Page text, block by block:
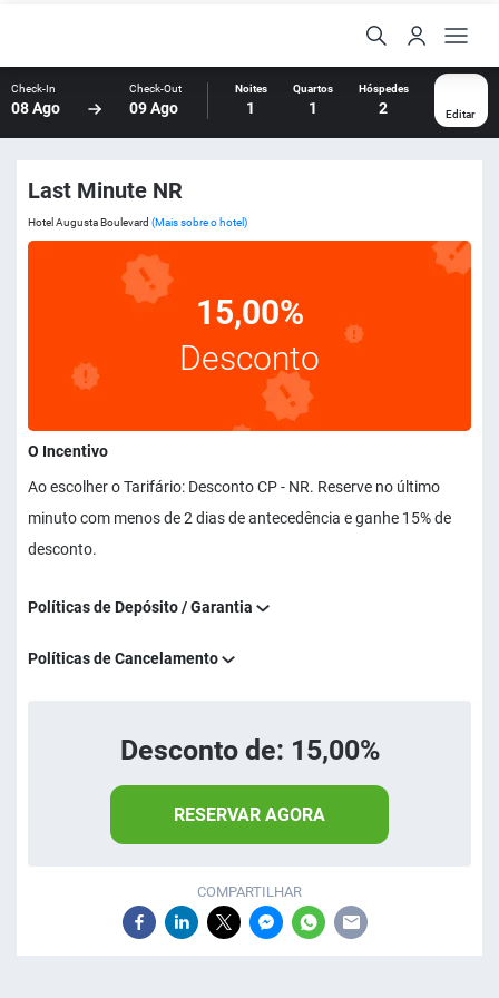
Check-In
08 Ago
Check-Out
09 Ago
Noites
1
Quartos
1
Hóspedes
2 Editar
Last Minute NR
Hotel Augusta Boulevard (Mais sobre o hotel)
15,00%
Desconto
O Incentivo
Ao escolher o Tarifário: Desconto CP - NR. Reserve no último
minuto com menos de 2 dias de antecedência e ganhe 15% de
desconto.
Políticas de Depósito / Garantia
Políticas de Cancelamento
Desconto de: 15,00%
RESERVAR AGORA
COMPARTILHAR